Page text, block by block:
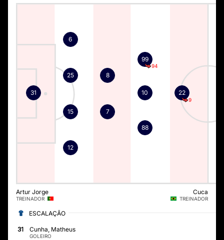
31
12
15
25
6
7
8
88
10
99
94
22
9
Artur Jorge
TREINADOR
Cuca
TREINADOR
ESCALAÇÃO
31 Cunha, Matheus
GOLEIRO